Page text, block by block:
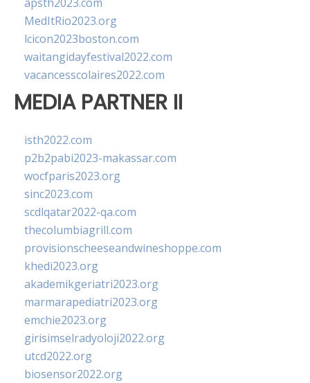
MedItRio2023.org
lcicon2023boston.com
waitangidayfestival2022.com
vacancesscolaires2022.com
MEDIA PARTNER II
isth2022.com
p2b2pabi2023-makassar.com
wocfparis2023.org
sinc2023.com
scdlqatar2022-qa.com
thecolumbiagrill.com
provisionscheeseandwineshoppe.com
khedi2023.org
akademikgeriatri2023.org
marmarapediatri2023.org
emchie2023.org
girisimselradyoloji2022.org
utcd2022.org
biosensor2022.org